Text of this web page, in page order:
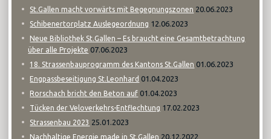
St.Gallen macht vorwärts mit Begegnungszonen 20.06.2023
Schibenertorplatz Auslegeordnung 12.06.2023
Neue Bibliothek St.Gallen – Es braucht eine Gesamtbetrachtung
über alle Projekte 07.06.2023
18. Strassenbauprogramm des Kantons St.Gallen 01.06.2023
Engpassbeseitigung St.Leonhard 01.04.2023
Rorschach bricht den Beton auf 01.04.2023
Tücken der Veloverkehrs-Entflechtung 17.02.2023
Strassenbau 2023 25.01.2023
Nachhaltige Energie made in St.Gallen 20.12.2022